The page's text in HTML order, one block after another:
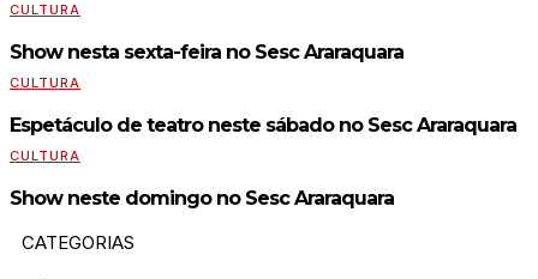
CULTURA
Show nesta sexta-feira no Sesc Araraquara
CULTURA
Espetáculo de teatro neste sábado no Sesc Araraquara
CULTURA
Show neste domingo no Sesc Araraquara
CATEGORIAS